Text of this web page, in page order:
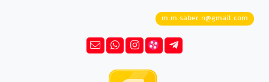
m.m.saber.n@gmail.com